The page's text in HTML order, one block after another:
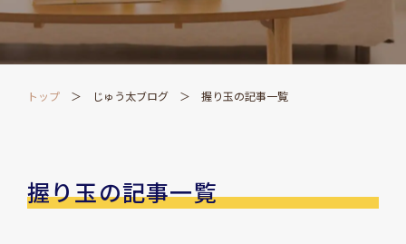
トップ じゅう太ブログ 握り玉の記事一覧
握り玉の記事一覧